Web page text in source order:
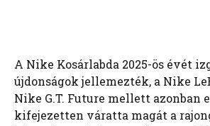
A Nike Kosárlabda 2025-ös évét
újdonságok jellemezték, a Nike
Nike G.T. Future mellett azonban
kifejezetten váratta magát a